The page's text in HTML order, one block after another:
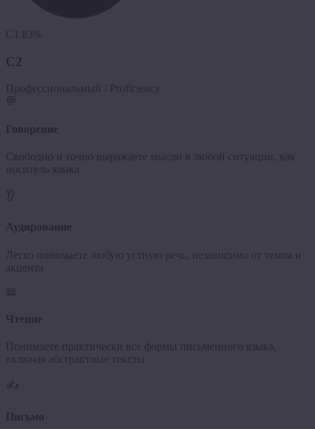
C1 83%
C2
Профессиональный / Proficiency
💬
Говорение
Свободно и точно выражаете мысли в любой ситуации, как
носитель языка
👂
Аудирование
Легко понимаете любую устную речь, независимо от темпа и
акцента
📖
Чтение
Понимаете практически все формы письменного языка,
включая абстрактные тексты
✍️
Письмо